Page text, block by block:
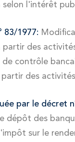
l'intérêt
83/1977:
partir des
de contrôle
partir des
par le décret
dépôt des
sur le